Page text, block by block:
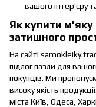
вашого інтер'єру
Як купити м'яку
затишного
На сайті
підлог пазли для
покупців. Ми
високу якість
міста Київ, Одеса,